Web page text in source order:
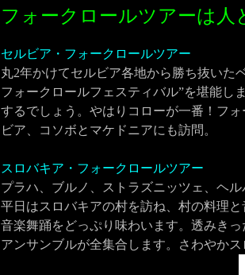
フォークロールツアーは
セルビア・フォークロールツアー
丸2年かけてセルビア各地から勝ち抜いた
フォークロールフェスティバル”を堪能し
するでしょう。やはりコローが一番！フ
ビア、コソボとマケドニアにも訪問。
スロバキア・フォークロールツアー
プラハ、ブルノ、ストラズニッツェ、ヘ
平日はスロバキアの村を訪ね、村の料理
音楽舞踊をどっぷり味わいます。透みき
アンサンブルが全集合します。さわやか